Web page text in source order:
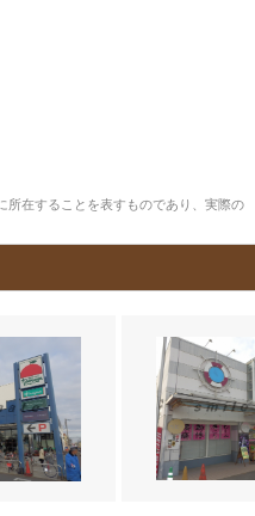
在することを表すものであり、実際の